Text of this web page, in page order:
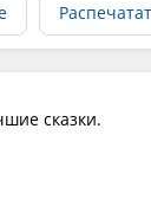
сказки.